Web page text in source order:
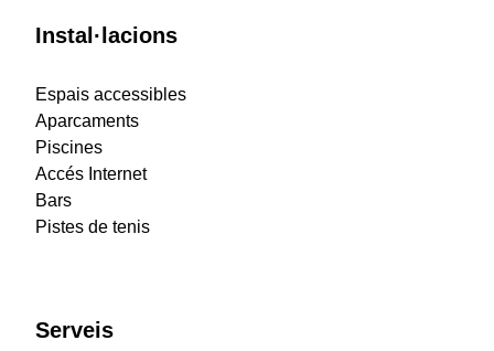
Instal·lacions
Espais accessibles
Aparcaments
Piscines
Accés Internet
Bars
Pistes de tenis
Serveis